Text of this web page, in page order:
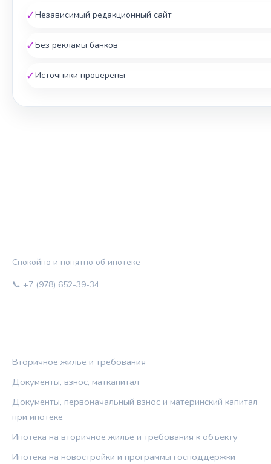
✓Независимый редакционный сайт
✓Без рекламы банков
✓Источники проверены
Спокойно и понятно об ипотеке
📞 +7 (978) 652-39-34
Вторичное жильё и требования
Документы, взнос, маткапитал
Документы, первоначальный взнос и материнский капитал
при ипотеке
Ипотека на вторичное жильё и требования к объекту
Ипотека на новостройки и программы господдержки